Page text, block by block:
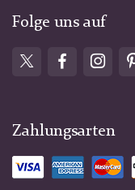
Folge uns auf
Zahlungsarten